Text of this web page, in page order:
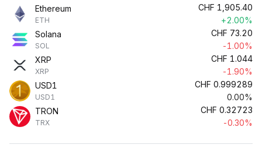
Ethereum
ETH
CHF 1,905.40
+2.00%
Solana
SOL
CHF 73.20
-1.00%
XRP
XRP
CHF 1.044
-1.90%
USD1
USD1
CHF 0.999289
0.00%
TRON
TRX
CHF 0.32723
-0.30%